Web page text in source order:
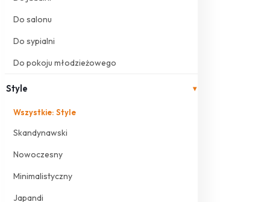
Do salonu
Do sypialni
Do pokoju młodzieżowego
Style ▾
Wszystkie: Style
Skandynawski
Nowoczesny
Minimalistyczny
Japandi